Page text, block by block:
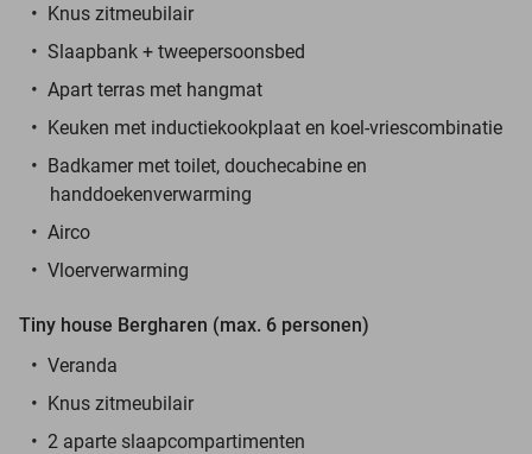
Knus zitmeubilair
Slaapbank + tweepersoonsbed
Apart terras met hangmat
Keuken met inductiekookplaat en koel-vriescombinatie
Badkamer met toilet, douchecabine en
handdoekenverwarming
Airco
Vloerverwarming
Tiny house Bergharen (max. 6 personen)
Veranda
Knus zitmeubilair
2 aparte slaapcompartimenten